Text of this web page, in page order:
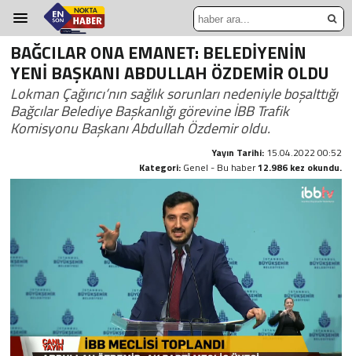
BAĞCILAR ONA EMANET: BELEDİYENİN
YENİ BAŞKANI ABDULLAH ÖZDEMİR OLDU
Lokman Çağırıcı’nın sağlık sorunları nedeniyle boşalttığı
Bağcılar Belediye Başkanlığı görevine İBB Trafik
Komisyonu Başkanı Abdullah Özdemir oldu.
Yayın Tarihi: 15.04.2022 00:52
Kategori: Genel - Bu haber12.986 kez okundu.